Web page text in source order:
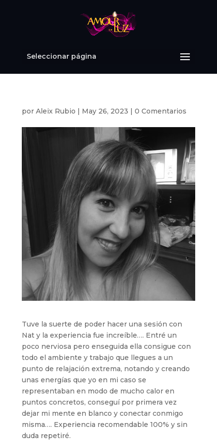
Seleccionar página
por Aleix Rubio | May 26, 2023 | 0 Comentarios
Tuve la suerte de poder hacer una sesión con
Nat y la experiencia fue increíble…. Entré un
poco nerviosa pero enseguida ella consigue con
todo el ambiente y trabajo que llegues a un
punto de relajación extrema, notando y creando
unas energías que yo en mi caso se
representaban en modo de mucho calor en
puntos concretos, conseguí por primera vez
dejar mi mente en blanco y conectar conmigo
misma…. Experiencia recomendable 100% y sin
duda repetiré.